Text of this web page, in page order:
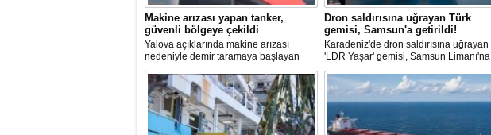
Makine arızası yapan tanker,
güvenli bölgeye çekildi
Yalova açıklarında makine arızası
nedeniyle demir taramaya başlayan
tanker, römorkör eşliğinde güvenli
şekilde demirleme sahasına alındı.
Dron saldırısına uğrayan Türk
gemisi, Samsun'a getirildi!
Karadeniz'de dron saldırısına uğrayan
'LDR Yaşar' gemisi, Samsun Limanı'na
güvenli bir şekilde ulaştı. Saldırıda can
kaybı yaşanmadı, ancak büyük çapta
maddi hasar oluştu.